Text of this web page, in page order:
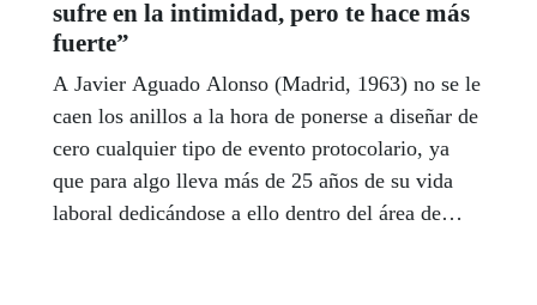
sufre en la intimidad, pero te hace más
fuerte”
A Javier Aguado Alonso (Madrid, 1963) no se le
caen los anillos a la hora de ponerse a diseñar de
cero cualquier tipo de evento protocolario, ya
que para algo lleva más de 25 años de su vida
laboral dedicándose a ello dentro del área de